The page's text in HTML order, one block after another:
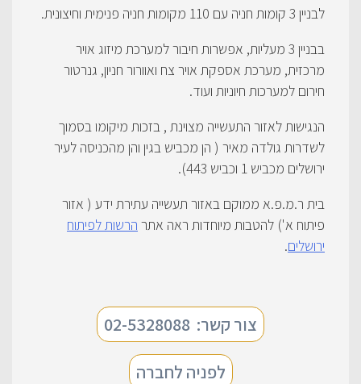
לבניין 3 קומות חניה עם 110 מקומות חניה פנימית וחיצונית.
בבניין 3 מעליות, אפשרות חיבור למערכת מיזוג אויר
מרכזית, מערכת אספקת אויר צח ואוורור חניון, גנרטור
חירום למערכות חיוניות ועוד.
הנגישות לאזור התעשייה מצוינת , בזכות מיקומו בסמוך
לשדרות גולדה מאיר ( הן מכביש בגין והן מהכניסה לעיר
ירושלים מכביש 1 וכביש 443).
בית ר.מ.פ.א ממוקם באזור תעשייה עתירת ידע ( אזור
פיתוח א') להטבות מיוחדות ראה אתר הרשות לפיתוח
ירושלים.
צור קשר: 02-5328088
לפניה לחברה